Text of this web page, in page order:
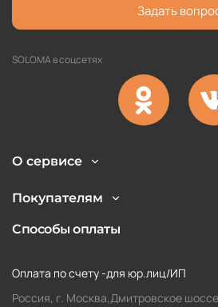
Задать
SOLOMA в соцсетях
О сервисе
Покупателям
Способы оплаты
Оплата по счету -для юр.лиц/ИП
Россия, г. Москва,Дмитровское